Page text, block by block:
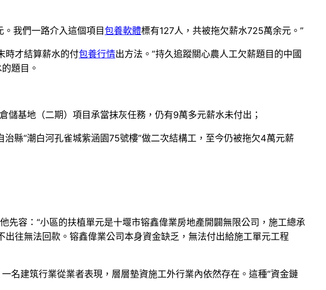
。我們一路介入這個項目包養軟體標有127人，共被拖欠薪水725萬余元。”
時才結算薪水的付包養行情出方法。”持久追蹤關心農人工欠薪題目的中國
題目。
基地（二期）項目承當抹灰任務，仍有9萬多元薪水未付出；
縣“潮白河孔雀城紫涵園75號樓”做二次結構工，至今仍被拖欠4萬元薪
先容：“小區的扶植單元是十堰市镕鑫偉業房地產開闢無限公司，施工總承
往無法回款。镕鑫偉業公司本身資金缺乏，無法付出給施工單元工程
名建筑行業從業者表現，層層墊資施工外行業內依然存在。這種“資金鏈